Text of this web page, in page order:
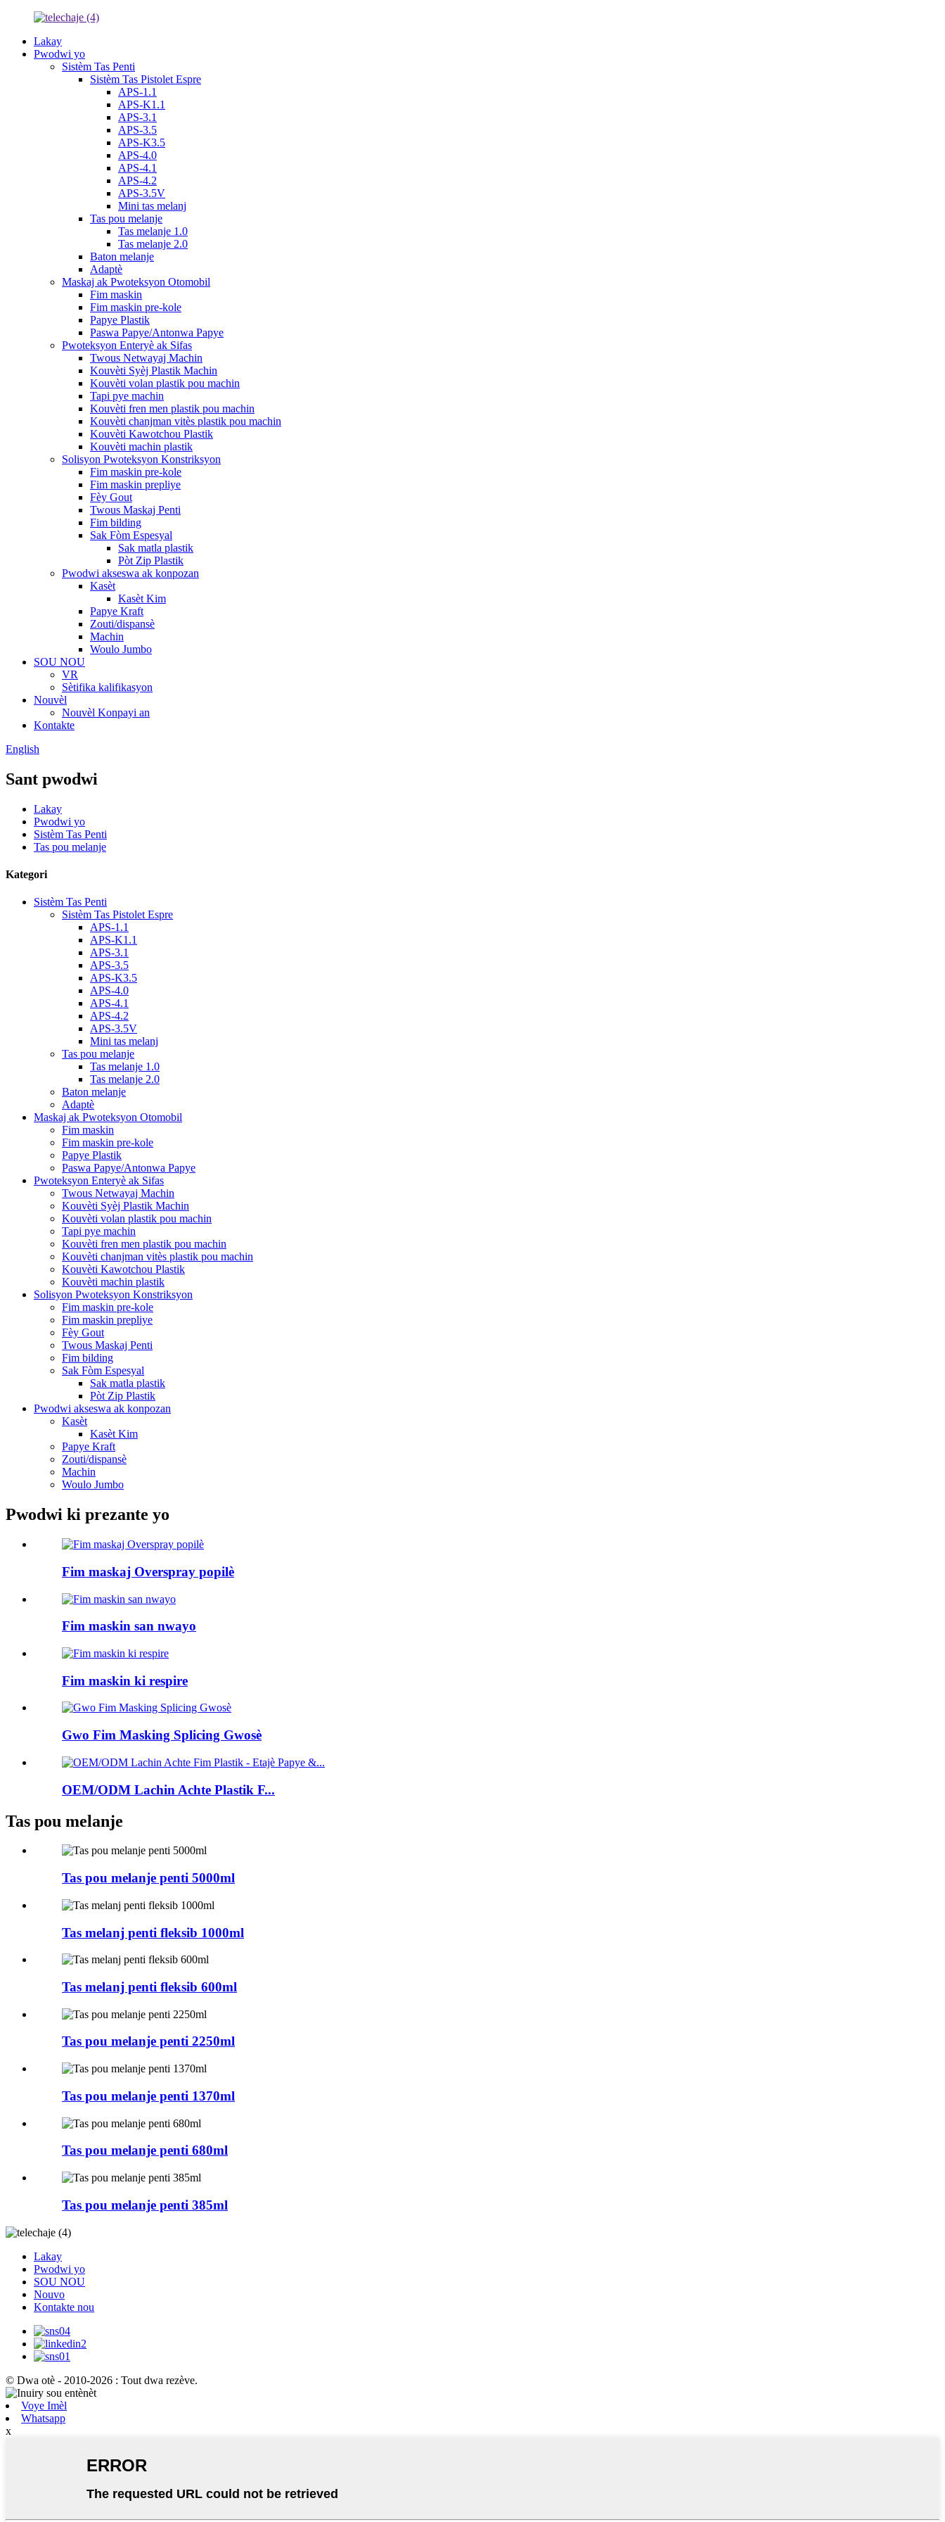
Lakay
Pwodwi yo
Sistèm Tas Penti
Sistèm Tas Pistolet Espre
APS-1.1
APS-K1.1
APS-3.1
APS-3.5
APS-K3.5
APS-4.0
APS-4.1
APS-4.2
APS-3.5V
Mini tas melanj
Tas pou melanje
Tas melanje 1.0
Tas melanje 2.0
Baton melanje
Adaptè
Maskaj ak Pwoteksyon Otomobil
Fim maskin
Fim maskin pre-kole
Papye Plastik
Paswa Papye/Antonwa Papye
Pwoteksyon Enteryè ak Sifas
Twous Netwayaj Machin
Kouvèti Syèj Plastik Machin
Kouvèti volan plastik pou machin
Tapi pye machin
Kouvèti fren men plastik pou machin
Kouvèti chanjman vitès plastik pou machin
Kouvèti Kawotchou Plastik
Kouvèti machin plastik
Solisyon Pwoteksyon Konstriksyon
Fim maskin pre-kole
Fim maskin prepliye
Fèy Gout
Twous Maskaj Penti
Fim bilding
Sak Fòm Espesyal
Sak matla plastik
Pòt Zip Plastik
Pwodwi akseswa ak konpozan
Kasèt
Kasèt Kim
Papye Kraft
Zouti/dispansè
Machin
Woulo Jumbo
SOU NOU
VR
Sètifika kalifikasyon
Nouvèl
Nouvèl Konpayi an
Kontakte
English
Sant pwodwi
Lakay
Pwodwi yo
Sistèm Tas Penti
Tas pou melanje
Kategori
Sistèm Tas Penti
Sistèm Tas Pistolet Espre
APS-1.1
APS-K1.1
APS-3.1
APS-3.5
APS-K3.5
APS-4.0
APS-4.1
APS-4.2
APS-3.5V
Mini tas melanj
Tas pou melanje
Tas melanje 1.0
Tas melanje 2.0
Baton melanje
Adaptè
Maskaj ak Pwoteksyon Otomobil
Fim maskin
Fim maskin pre-kole
Papye Plastik
Paswa Papye/Antonwa Papye
Pwoteksyon Enteryè ak Sifas
Twous Netwayaj Machin
Kouvèti Syèj Plastik Machin
Kouvèti volan plastik pou machin
Tapi pye machin
Kouvèti fren men plastik pou machin
Kouvèti chanjman vitès plastik pou machin
Kouvèti Kawotchou Plastik
Kouvèti machin plastik
Solisyon Pwoteksyon Konstriksyon
Fim maskin pre-kole
Fim maskin prepliye
Fèy Gout
Twous Maskaj Penti
Fim bilding
Sak Fòm Espesyal
Sak matla plastik
Pòt Zip Plastik
Pwodwi akseswa ak konpozan
Kasèt
Kasèt Kim
Papye Kraft
Zouti/dispansè
Machin
Woulo Jumbo
Pwodwi ki prezante yo
Fim maskaj Overspray popilè
Fim maskin san nwayo
Fim maskin ki respire
Gwo Fim Masking Splicing Gwosè
OEM/ODM Lachin Achte Plastik F...
Tas pou melanje
Tas pou melanje penti 5000ml
Tas melanj penti fleksib 1000ml
Tas melanj penti fleksib 600ml
Tas pou melanje penti 2250ml
Tas pou melanje penti 1370ml
Tas pou melanje penti 680ml
Tas pou melanje penti 385ml
Lakay
Pwodwi yo
SOU NOU
Nouvo
Kontakte nou
© Dwa otè - 2010-2026 : Tout dwa rezève.
Voye Imèl
Whatsapp
x